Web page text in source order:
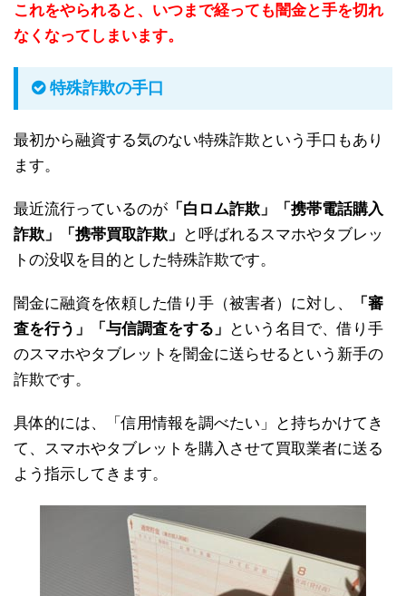
これをやられると、いつまで経っても闇金と手を切れ
なくなってしまいます。
特殊詐欺の手口
最初から融資する気のない特殊詐欺という手口もあり
ます。
最近流行っているのが 「白ロム詐欺」「携帯電話購入
詐欺」「携帯買取詐欺」
と呼ばれるスマホやタブレッ
トの没収を目的とした特殊詐欺です。
闇金に融資を依頼した借り手（被害者）に対し、
「審
査を行う」「与信調査をする」
という名目で、借り手
のスマホやタブレットを闇金に送らせるという新手の
詐欺です。
具体的には、「信用情報を調べたい」と持ちかけてき
て、スマホやタブレットを購入させて買取業者に送る
よう指示してきます。